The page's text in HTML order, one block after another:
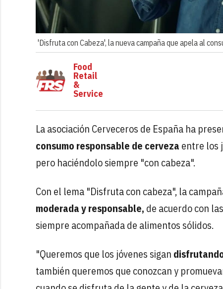
'Disfruta con Cabeza', la nueva campaña que apela al
Food
Retail
&
Service
La asociación Cerveceros de España ha
consumo responsable de cerveza entre los
pero haciéndolo siempre "con cabeza".
Con el lema "Disfruta con cabeza", la
moderada y responsable, de acuerdo con
siempre acompañada de alimentos sólidos.
"Queremos que los jóvenes sigan
también queremos que conozcan y